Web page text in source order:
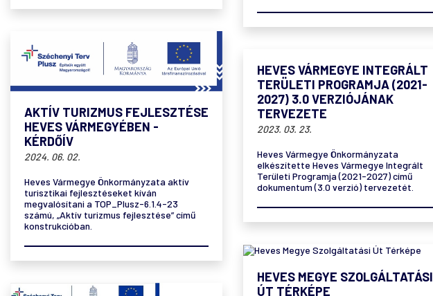
AKTÍV TURIZMUS FEJLESZTÉSE
HEVES VÁRMEGYÉBEN -
KÉRDŐÍV
2024. 06. 02.
Heves Vármegye Önkormányzata aktív
turisztikai fejlesztéseket kíván
megvalósítani a TOP_Plusz-6.1.4-23
számú, „Aktív turizmus fejlesztése” című
konstrukcióban.
HEVES VÁRMEGYE INTEGRÁLT
TERÜLETI PROGRAMJA (2021-
2027) 3.0 VERZIÓJÁNAK
TERVEZETE
2023. 03. 23.
Heves Vármegye Önkormányzata
elkészítette Heves Vármegye Integrált
Területi Programja (2021-2027) című
dokumentum (3.0 verzió) tervezetét.
HEVES MEGYE SZOLGÁLTATÁSI
ÚT TÉRKÉPE